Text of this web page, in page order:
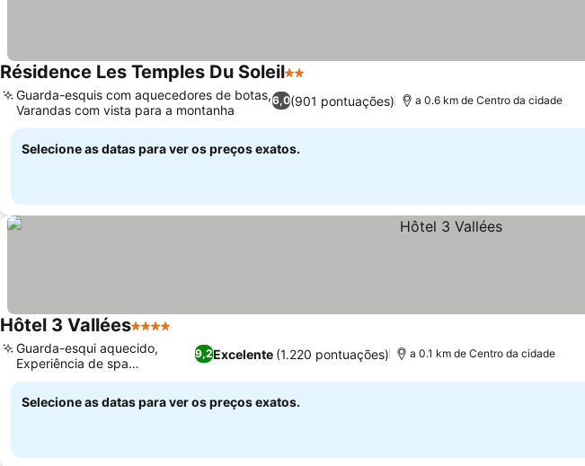
Résidence Les Temples Du Soleil2 Estrelas
6,0(901 pontuações)
Guarda-esquis com aquecedores de botas,
Varandas com vista para a montanha
a 0.6 km de Centro da cidade
Selecione as datas para ver os preços exatos.
Hôtel 3 Vallées4 Estrelas
9,2Excelente (1.220 pontuações)
Guarda-esqui aquecido,
Experiência de spa
semiprivada
a 0.1 km de Centro da cidade
Selecione as datas para ver os preços exatos.